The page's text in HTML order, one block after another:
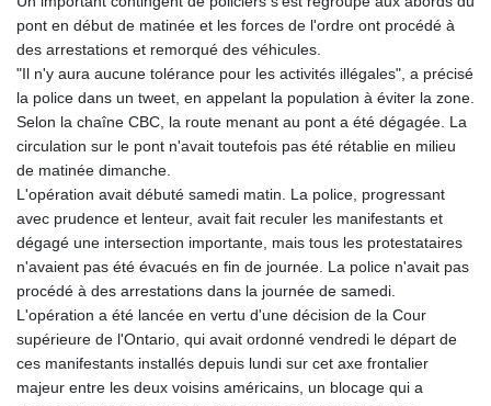
pont en début de matinée et les forces de l'ordre ont procédé à
des arrestations et remorqué des véhicules.
"Il n'y aura aucune tolérance pour les activités illégales", a précisé
la police dans un tweet, en appelant la population à éviter la zone.
Selon la chaîne CBC, la route menant au pont a été dégagée. La
circulation sur le pont n'avait toutefois pas été rétablie en milieu
de matinée dimanche.
L'opération avait débuté samedi matin. La police, progressant
avec prudence et lenteur, avait fait reculer les manifestants et
dégagé une intersection importante, mais tous les protestataires
n'avaient pas été évacués en fin de journée. La police n'avait pas
procédé à des arrestations dans la journée de samedi.
L'opération a été lancée en vertu d'une décision de la Cour
supérieure de l'Ontario, qui avait ordonné vendredi le départ de
ces manifestants installés depuis lundi sur cet axe frontalier
majeur entre les deux voisins américains, un blocage qui a